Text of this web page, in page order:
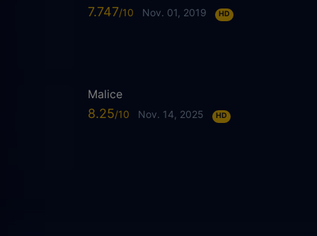
7.747 Nov. 01, 2019 HD
Malice
8.25 Nov. 14, 2025 HD